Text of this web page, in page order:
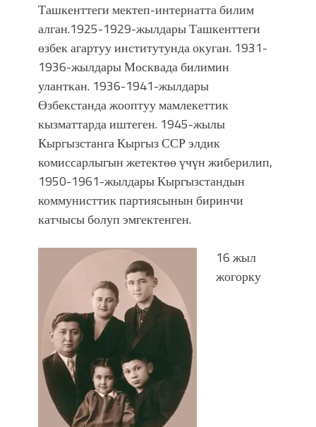
Ташкенттеги мектеп-интернатта билим
алган.1925-1929-жылдары Ташкенттеги
өзбек агартуу институтунда окуган. 1931-
1936-жылдары Москвада билимин
уланткан. 1936-1941-жылдары
Өзбекстанда жооптуу мамлекеттик
кызматтарда иштеген. 1945-жылы
Кыргызстанга Кыргыз ССР элдик
комиссарлыгын жетектөө үчүн жиберилип,
1950-1961-жылдары Кыргызстандын
коммунисттик партиясынын биринчи
катчысы болуп эмгектенген.
16 жыл
жогорку